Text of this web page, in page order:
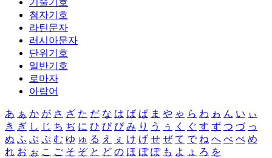
기술기호
첨자기호
라틴문자
러시아문자
단위기호
일반기호
로마자
아랍어
あ ぁ か が さ ざ た だ な は ば ぱ ま や ゃ ら わ ゎ ん い ぃ
き ぎ し じ ち ぢ に ひ び ぴ み り う ぅ く ぐ す ず つ づ っ
ぬ ふ ぶ ぷ む ゆ ゅ る え ぇ け げ せ ぜ て で ね へ べ ぺ め
れ お ぉ こ ご そ ぞ と ど の ほ ぼ ぽ も よ ょ ろ を